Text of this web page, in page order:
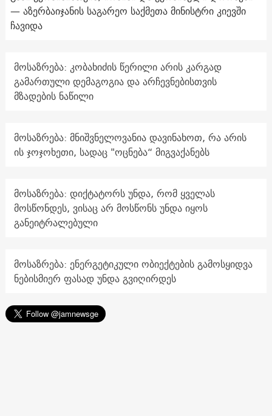
— აზერბაიჯანის საგარეო საქმეთა მინისტრი კიევში
ჩავიდა
მოსაზრება: კობახიძის წერილი არის კარგად
გამართული დემაგოგია და არჩევნებისთვის
მზადების ნაწილი
მოსაზრება: მნიშვნელოვანია დავინახოთ, რა არის
ის ჯოჯოხეთი, სადაც "ოცნება“ მიგვაქანებს
მოსაზრება: დიქტატორს უნდა, რომ ყველას
მოსწონდეს, ვისაც არ მოსწონს უნდა იყოს
განეიტრალებული
მოსაზრება: ენერგეტიკული ობიექტების გამოსყიდვა
ნებისმიერ ფასად უნდა გვიღირდეს